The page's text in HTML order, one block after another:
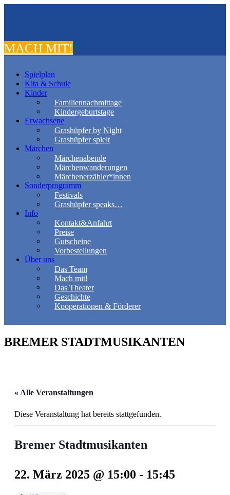
MACH MIT!
Spielplan
Kita & Schule
Kinder
Familiennachmittage
Kindergeburtstage
Erwachsene
Grashüpfer by Night
Grashüpfer spielt
Märchen
Märchenabende
Märchenwanderungen
Märchenerzähler*innen
Sonderprogramm
Festivals
Grashüpfer speaks…
Info
Kontakt&Anfahrt
Preise
Gutscheine
Vorbestellungen
Über uns
Das Team
Mach mit!
Das Theater
Geschichte
Kooperationen & Förderer
BREMER STADTMUSIKANTEN
« Alle Veranstaltungen
Diese Veranstaltung hat bereits stattgefunden.
Bremer Stadtmusikanten
22. März 2025 @ 15:00 - 15:45